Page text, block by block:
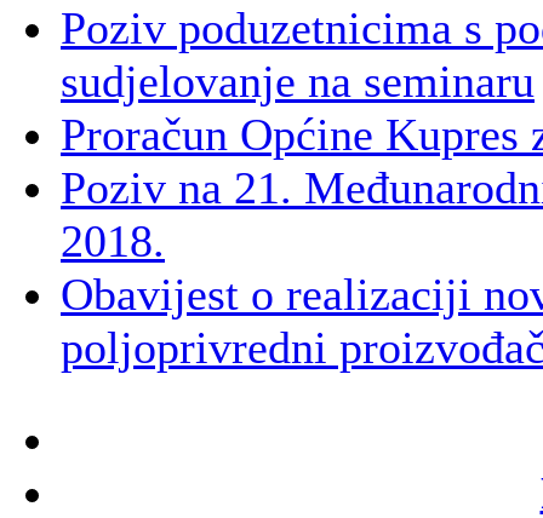
Poziv poduzetnicima s
sudjelovanje na seminaru
Proračun Općine Kupres
Poziv na 21.
2018.
Obavijest o realizaciji
poljoprivredni